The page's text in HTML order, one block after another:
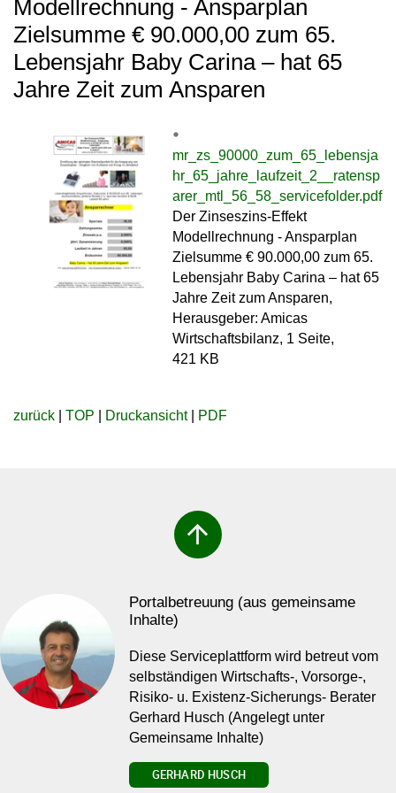
Modellrechnung - Ansparplan
Zielsumme € 90.000,00 zum 65.
Lebensjahr Baby Carina – hat 65
Jahre Zeit zum Ansparen
mr_zs_90000_zum_65_lebensja
hr_65_jahre_laufzeit_2__ratensp
arer_mtl_56_58_servicefolder.pdf
Der Zinseszins-Effekt
Modellrechnung - Ansparplan
Zielsumme € 90.000,00 zum 65.
Lebensjahr Baby Carina – hat 65
Jahre Zeit zum Ansparen,
Herausgeber: Amicas
Wirtschaftsbilanz, 1 Seite,
421 KB
zurück TOP Druckansicht| PDF
arrow_upward
Portalbetreuung (aus gemeinsame
Inhalte)
Diese Serviceplattform wird betreut vom
selbständigen Wirtschafts-, Vorsorge-,
Risiko- u. Existenz-Sicherungs- Berater
Gerhard Husch (Angelegt unter
Gemeinsame Inhalte)
GERHARD HUSCH